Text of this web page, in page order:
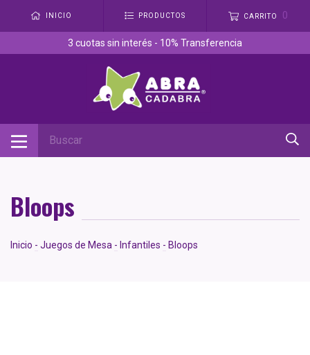
INICIO PRODUCTOS CARRITO 0
3 cuotas sin interés - 10% Transferencia
Bloops
Inicio - Juegos de Mesa - Infantiles - Bloops